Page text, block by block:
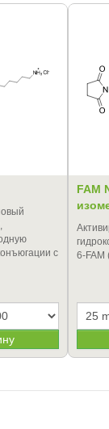
с
FAM
6-